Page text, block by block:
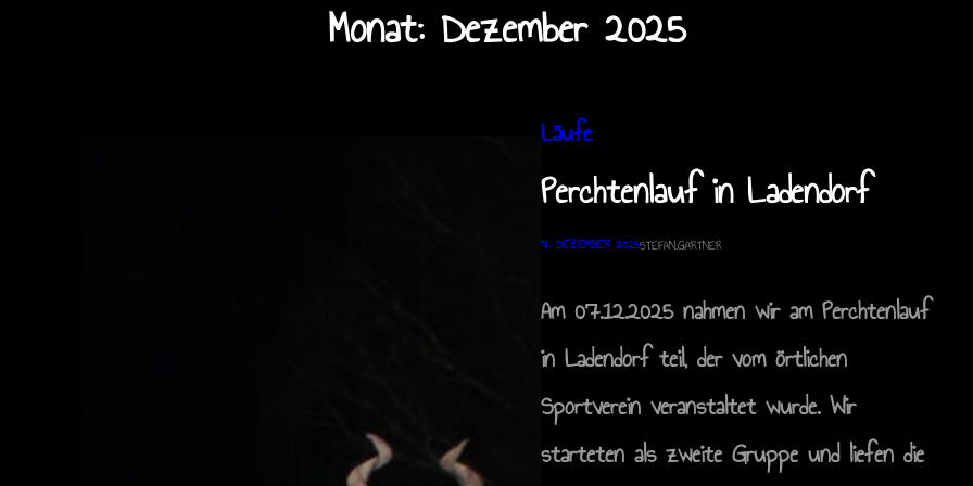
Monat: Dezember 2025
Läufe
Perchtenlauf in Ladendorf
7. DEZEMBER 2025STEFAN.GARTNER
Am 07.12.2025 nahmen wir am Perchtenlauf
in Ladendorf teil, der vom örtlichen
Sportverein veranstaltet wurde. Wir
starteten als zweite Gruppe und liefen die